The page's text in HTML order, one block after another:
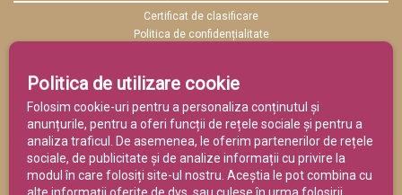
Certificat de clasificare
Politica de confidențialitate
Termeni și condiții
Politica de utilizare cookie
Folosim cookie-uri pentru a personaliza conținutul și
anunțurile, pentru a oferi funcții de rețele sociale și pentru a
analiza traficul. De asemenea, le oferim partenerilor de rețele
sociale, de publicitate și de analize informații cu privire la
modul în care folosiți site-ul nostru. Aceștia le pot combina cu